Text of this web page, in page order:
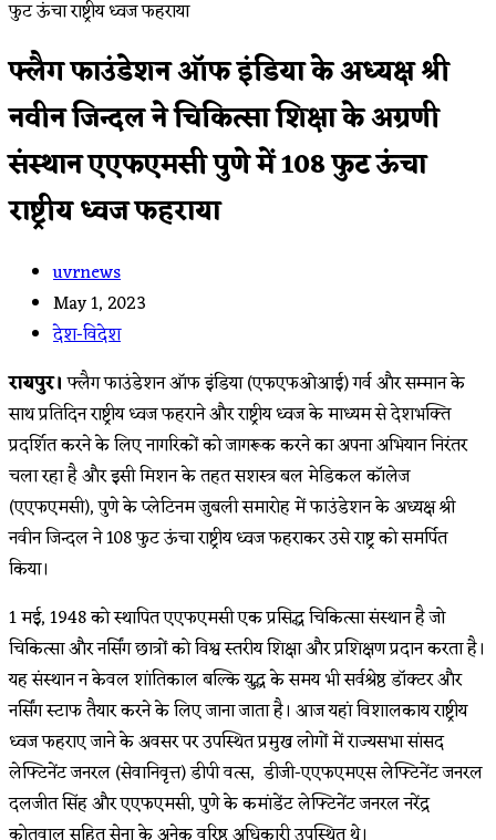
फ्लैग फाउंडेशन ऑफ इंडिया के अध्यक्ष श्री
नवीन जिन्दल ने चिकित्सा शिक्षा के अग्रणी
संस्थान एएफएमसी पुणे में 108 फुट ऊंचा
राष्ट्रीय ध्वज फहराया
Post
author:
uvrnews
Post
published:
May 1, 2023
Post
category:
देश-विदेश
रायपुर।फ्लैग फाउंडेशन ऑफ इंडिया (एफएफओआई) गर्व और सम्मान के
साथ प्रतिदिन राष्ट्रीय ध्वज फहराने और राष्ट्रीय ध्वज के माध्यम से देशभक्ति
प्रदर्शित करने के लिए नागरिकों को जागरूक करने का अपना अभियान निरंतर
चला रहा है और इसी मिशन के तहत सशस्त्र बल मेडिकल कॉलेज
(एएफएमसी), पुणे के प्लेटिनम जुबली समारोह में फाउंडेशन के अध्यक्ष श्री
नवीन जिन्दल ने 108 फुट ऊंचा राष्ट्रीय ध्वज फहराकर उसे राष्ट्र को समर्पित
किया।
1 मई, 1948 को स्थापित एएफएमसी एक प्रसिद्ध चिकित्सा संस्थान है जो
चिकित्सा और नर्सिंग छात्रों को विश्व स्तरीय शिक्षा और प्रशिक्षण प्रदान करता है।
यह संस्थान न केवल शांतिकाल बल्कि युद्ध के समय भी सर्वश्रेष्ठ डॉक्टर और
नर्सिंग स्टाफ तैयार करने के लिए जाना जाता है। आज यहां विशालकाय राष्ट्रीय
ध्वज फहराए जाने के अवसर पर उपस्थित प्रमुख लोगों में राज्यसभा सांसद
लेफ्टिनेंट जनरल (सेवानिवृत्त) डीपी वत्स, डीजी-एएफएमएस लेफ्टिनेंट जनरल
दलजीत सिंह और एएफएमसी, पुणे के कमांडेंट लेफ्टिनेंट जनरल नरेंद्र